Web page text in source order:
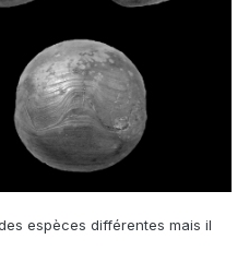
espèces différentes mais il